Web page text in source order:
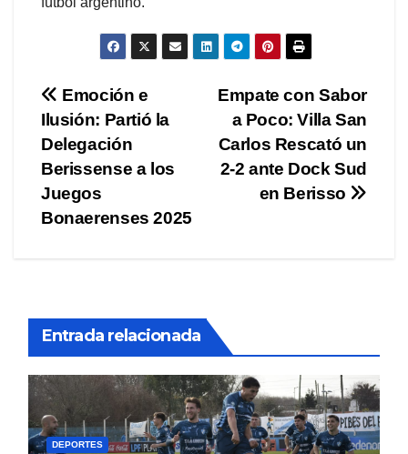
Navegación
de
entradas
Empate con Sabor
a Poco: Villa San
Carlos Rescató un
2-2 ante Dock Sud
en Berisso
Emoción e
Ilusión: Partió la
Delegación
Berissense a los
Juegos
Bonaerenses 2025
Entrada relacionada
DEPORTES